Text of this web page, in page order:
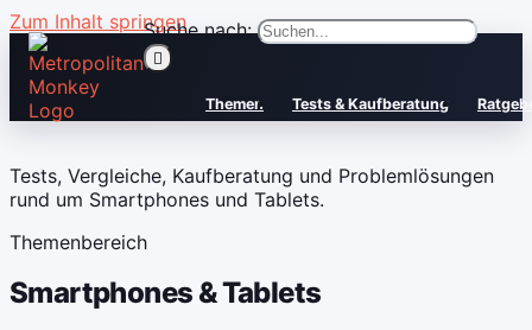
Zum Inhalt springenSuche nach:
Themen Tests & Kaufberatung
Tests, Vergleiche, Kaufberatung und Problemlösungen
rund um Smartphones und Tablets.
Themenbereich
Smartphones & Tablets